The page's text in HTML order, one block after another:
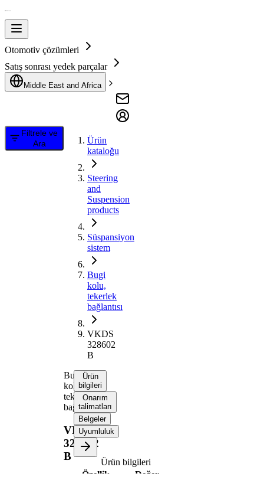
Otomotiv çözümleri
Satış sonrası yedek parçalar
Middle East and Africa
Filtrele ve
Ara
Ürün
kataloğu
Steering
and
Suspension
products
Süspansiyon
sistem
Bugi
kolu,
tekerlek
bağlantısı
VKDS
328602
B
Bugi
kolu,
tekerlek
bağlantısı
VKDS
328602
B
Ürün
bilgileri
Onarım
talimatları
Belgeler
Uyumluluk
Ürün bilgileri
Özellik
Değer